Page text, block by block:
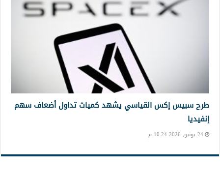
طرح سبيس إكس القياسي يشهد كميات تداول أضعاف سهم
إنفيديا
24 يونيو, 2026 10:24 م